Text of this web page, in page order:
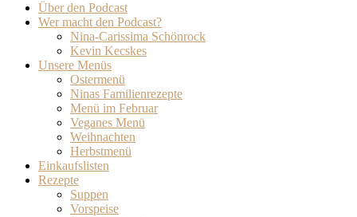
Über den Podcast
Wer macht den Podcast?
Nina-Carissima Schönrock
Kevin Kecskes
Unsere Menüs
Ostermenü
Ninas Familienrezepte
Menü im Februar
Veganes Menü
Weihnachten
Herbstmenü
Einkaufslisten
Rezepte
Suppen
Vorspeise